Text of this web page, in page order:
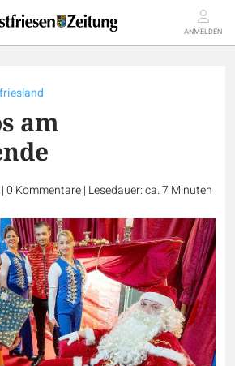
ANMELDEN
am
|0 Kommentare| Lesedauer: ca. 7 Minuten